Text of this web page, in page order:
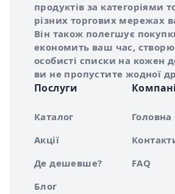
продуктів за категоріями
різних торгових мережах
Він також полегшує
економить ваш час,
особисті списки на кожен
ви не пропустите жодної
Послуги
Каталог
Акції
Де дешевше?
Блог
Головна
FAQ